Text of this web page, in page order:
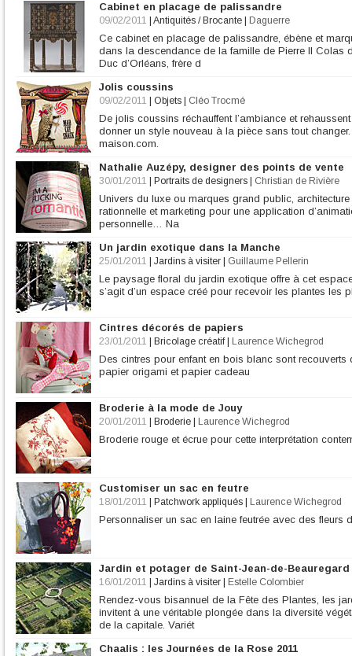
Cabinet en placage de palissandre
09/02/2011 Antiquités / Brocante Daguerre
Ce cabinet en placage de palissandre, ébène et
dans la descendance de la famille de Pierre II Colas
Duc d’Orléans, frère d
Jolis coussins
09/02/2011 Objets Cléo Trocmé
De jolis coussins réchauffent l’ambiance et
donner un style nouveau à la pièce sans tout
maison.com.
Nathalie Auzépy, designer des points de vente
30/01/2011 Portraits de designers Christian de Rivière
Univers du luxe ou marques grand public,
rationnelle et marketing pour une application
personnelle… Na
Un jardin exotique dans la Manche
25/01/2011 Jardins à visiter Guillaume Pellerin
Le paysage floral du jardin exotique offre à cet
s’agit d’un espace créé pour recevoir les plantes les
Cintres décorés de papiers
23/01/2011 Bricolage créatif| Laurence Wichegrod
Des cintres pour enfant en bois blanc sont recouverts
papier origami et papier cadeau
Broderie à la mode de Jouy
20/01/2011 Broderie Laurence Wichegrod
Broderie rouge et écrue pour cette interprétation
Customiser un sac en feutre
18/01/2011 Patchwork appliqués Laurence Wichegrod
Personnaliser un sac en laine feutrée avec des fleurs
Jardin et potager de Saint-Jean-de-Beauregard
16/01/2011 Jardins à visiter Estelle Colombier
Rendez-vous bisannuel de la Fête des Plantes, les
invitent à une véritable plongée dans la diversité
de la capitale. Variét
Chaalis : les Journées de la Rose 2011